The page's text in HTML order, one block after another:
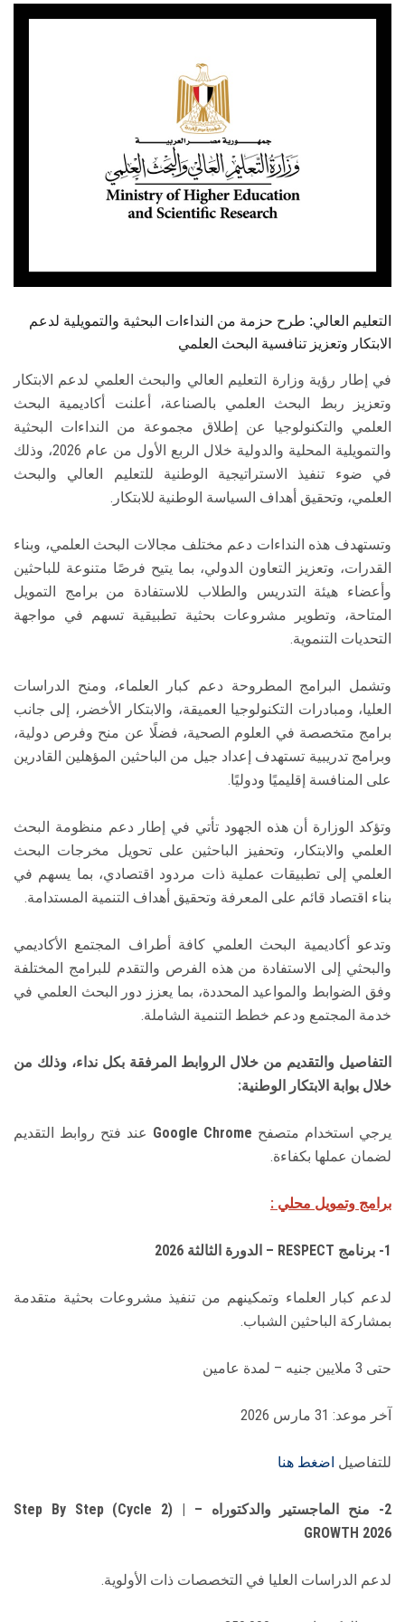
الطلاب
التعليم العالي: طرح حزمة من النداءات البحثية والتمويلية لدعم
الابتكار وتعزيز تنافسية البحث العلمي
في إطار رؤية وزارة التعليم العالي والبحث العلمي لدعم الابتكار
وتعزيز ربط البحث العلمي بالصناعة، أعلنت أكاديمية البحث
العلمي والتكنولوجيا عن إطلاق مجموعة من النداءات البحثية
والتمويلية المحلية والدولية خلال الربع الأول من عام 2026، وذلك
في ضوء تنفيذ الاستراتيجية الوطنية للتعليم العالي والبحث
العلمي، وتحقيق أهداف السياسة الوطنية للابتكار.
وتستهدف هذه النداءات دعم مختلف مجالات البحث العلمي، وبناء
القدرات، وتعزيز التعاون الدولي، بما يتيح فرصًا متنوعة للباحثين
وأعضاء هيئة التدريس والطلاب للاستفادة من برامج التمويل
المتاحة، وتطوير مشروعات بحثية تطبيقية تسهم في مواجهة
التحديات التنموية.
وتشمل البرامج المطروحة دعم كبار العلماء، ومنح الدراسات
العليا، ومبادرات التكنولوجيا العميقة، والابتكار الأخضر، إلى جانب
برامج متخصصة في العلوم الصحية، فضلًا عن منح وفرص دولية،
وبرامج تدريبية تستهدف إعداد جيل من الباحثين المؤهلين القادرين
على المنافسة إقليميًا ودوليًا.
وتؤكد الوزارة أن هذه الجهود تأتي في إطار دعم منظومة البحث
العلمي والابتكار، وتحفيز الباحثين على تحويل مخرجات البحث
العلمي إلى تطبيقات عملية ذات مردود اقتصادي، بما يسهم في
بناء اقتصاد قائم على المعرفة وتحقيق أهداف التنمية المستدامة.
وتدعو أكاديمية البحث العلمي كافة أطراف المجتمع الأكاديمي
والبحثي إلى الاستفادة من هذه الفرص والتقدم للبرامج المختلفة
وفق الضوابط والمواعيد المحددة، بما يعزز دور البحث العلمي في
خدمة المجتمع ودعم خطط التنمية الشاملة.
التفاصيل والتقديم من خلال الروابط المرفقة بكل نداء، وذلك من
خلال بوابة الابتكار الوطنية:
يرجي استخدام متصفح Google Chrome عند فتح روابط التقديم
لضمان عملها بكفاءة.
برامج وتمويل محلي :
1- برنامج RESPECT – الدورة الثالثة 2026
لدعم كبار العلماء وتمكينهم من تنفيذ مشروعات بحثية متقدمة
بمشاركة الباحثين الشباب.
حتى 3 ملايين جنيه – لمدة عامين
آخر موعد: 31 مارس 2026
للتفاصيل اضغط هنا
2- منح الماجستير والدكتوراه – Step By Step (Cycle 2) |
GROWTH 2026
لدعم الدراسات العليا في التخصصات ذات الأولوية.